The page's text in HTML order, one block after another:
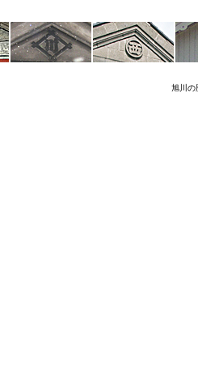
旭川の